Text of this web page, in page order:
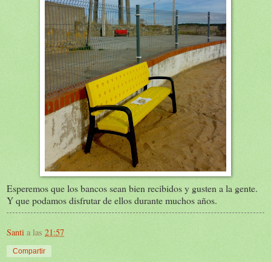
Esperemos que los bancos sean bien recibidos y gusten a la gente.
Y que podamos disfrutar de ellos durante muchos años.
Santi a las 21:57
Compartir